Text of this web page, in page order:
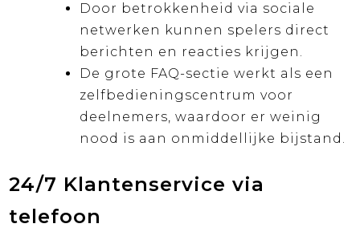
Door betrokkenheid via sociale
netwerken kunnen spelers direct
berichten en reacties krijgen.
De grote FAQ-sectie werkt als een
zelfbedieningscentrum voor
deelnemers, waardoor er weinig
nood is aan onmiddellijke bijstand.
24/7 Klantenservice via
telefoon